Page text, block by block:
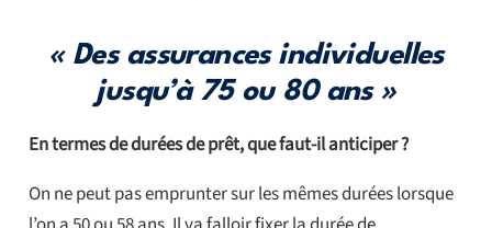
« Des assurances individuelles
jusqu’à 75 ou 80 ans »
En termes de durées de prêt, que faut-il anticiper ?
On ne peut pas emprunter sur les mêmes durées lorsque